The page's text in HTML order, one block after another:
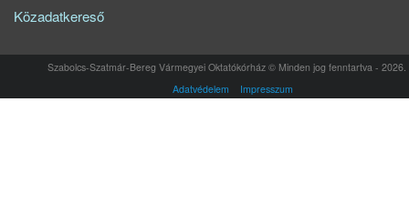
Közadatkereső
Szabolcs-Szatmár-Bereg Vármegyei Oktatókórház © Minden jog fenntartva - 2026.
Adatvédelem
Impresszum